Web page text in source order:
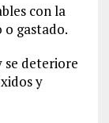
con la
gastado.
se deteriore
y